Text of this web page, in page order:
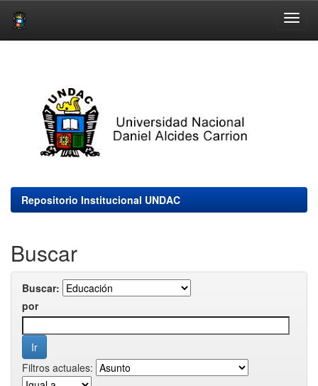
Repositorio Institucional UNDAC
Buscar
Buscar:
por
Filtros actuales: